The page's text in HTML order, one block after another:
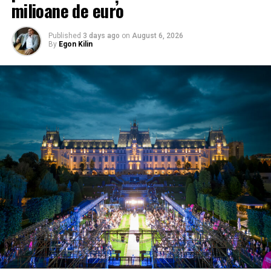
Proiectul„Reabilitarea, Restaurarea și Introducerea
în circuitul turistic a Catedralei Mitropolitane”este
finanțat prin Agenția de Dezvoltare Regională Nord-
Vest și beneficiază de Autorizația de Construire nr.
milioane de euro
Published 3 days ago on August 6, 2026
By Egon Kilin